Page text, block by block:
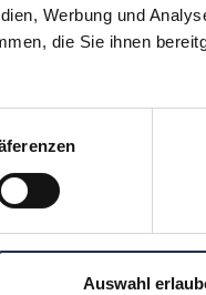
Werbung und
die Sie ihnen
Auswahl
in/lukasgorog
J K